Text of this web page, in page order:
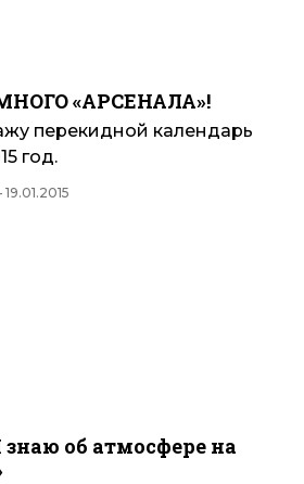
«АРСЕНАЛА»!
перекидной календарь
год.
об атмосфере на